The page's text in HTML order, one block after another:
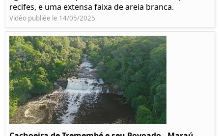
recifes, e uma extensa faixa de areia branca.
Vidéo publiée le 14/05/2025